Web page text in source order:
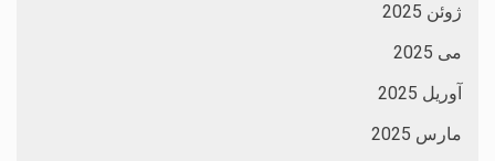
ژوئن 2025
می 2025
آوریل 2025
مارس 2025